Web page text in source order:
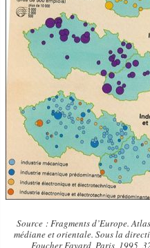
Source : Fragments d’Europe.
médiane et orientale. Sous la
Foucher Fayard, Paris, 1995,